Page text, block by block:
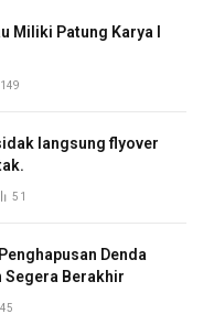
Miliki Patung Karya I
149
langsung flyover
51
Denda
Segera Berakhir
45